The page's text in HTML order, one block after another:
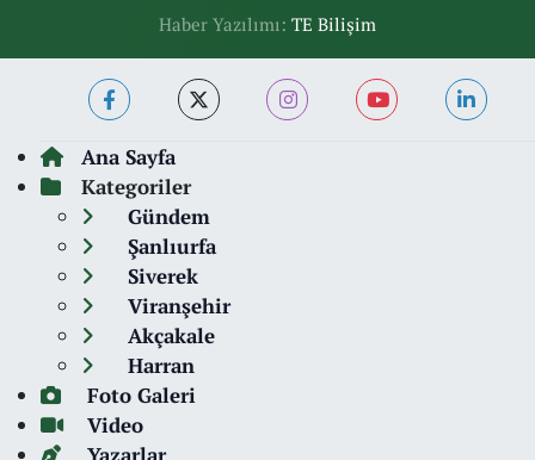
Haber Yazılımı: TE Bilişim
Ana Sayfa
Kategoriler
Gündem
Şanlıurfa
Siverek
Viranşehir
Akçakale
Harran
Foto Galeri
Video